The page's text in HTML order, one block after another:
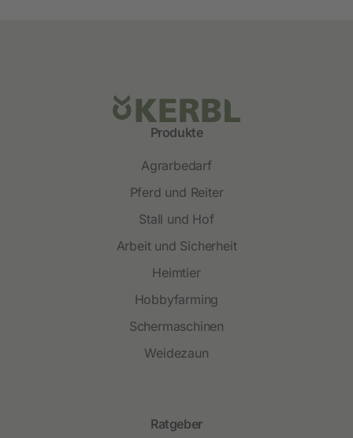
Produkte
Agrarbedarf
Pferd und Reiter
Stall und Hof
Arbeit und Sicherheit
Heimtier
Hobbyfarming
Schermaschinen
Weidezaun
Ratgeber